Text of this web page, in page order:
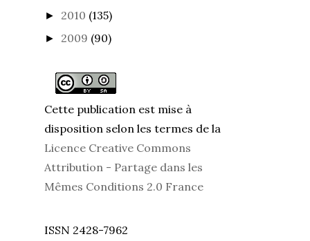
► 2010 (135)
► 2009 (90)
Cette publication est mise à
disposition selon les termes de la
Licence Creative Commons
Attribution - Partage dans les
Mêmes Conditions 2.0 France
ISSN 2428-7962